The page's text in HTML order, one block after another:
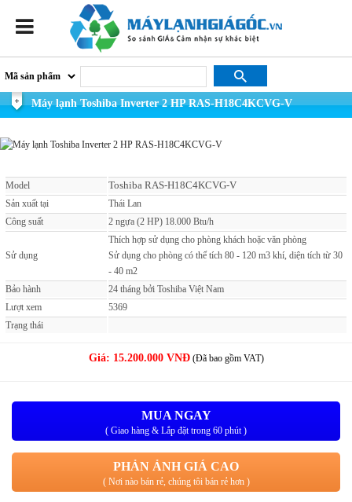
Máy lạnh Toshiba Inverter 2 HP RAS-H18C4KCVG-V
Model Toshiba RAS-H18C4KCVG-V
Sản xuất tại
Thái Lan
Công suất
2 ngựa (2 HP) 18.000 Btu/h
Sử dụng
Thích hợp sử dụng cho phòng khách hoặc văn phòng
Sử dụng cho phòng có thể tích 80 - 120 m3 khí, diện tích từ 30
- 40 m2
Bảo hành
24 tháng bởi Toshiba Việt Nam
Lượt xem
5369
Trạng thái
Giá: 15.200.000 VNĐ(Đã bao gồm VAT)
MUA NGAY
( Giao hàng & Lắp đặt trong 60 phút )
PHẢN ẢNH GIÁ CAO
( Nơi nào bán rẻ, chúng tôi bán rẻ hơn )